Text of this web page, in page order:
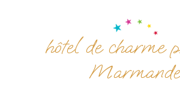
hôtel de charme
Marmande